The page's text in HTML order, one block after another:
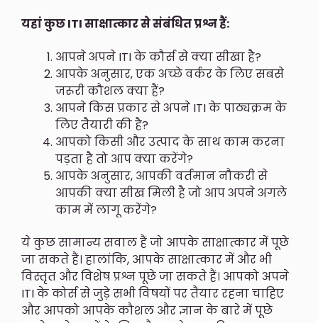
यहां कुछ ITI साक्षात्कार से संबंधित प्रश्न हैं:
आपने अपने ITI के कौर्स से क्या सीखा है?
आपके अनुसार, एक अच्छे वर्कर के लिए सबसे
जरूरी कौशल क्या हैं?
आपने किस प्रकार से अपने ITI के पाठ्यक्रम के
लिए तैयारी की है?
आपको किसी और उत्पाद के साथ काम करना
पड़ता है तो आप क्या करेंगे?
आपके अनुसार, आपकी वर्तमान नौकरी से
आपकी क्या सीख मिली है जो आप अपने अगले
काम में लागू करेंगे?
ये कुछ सामान्य सवाल हैं जो आपके साक्षात्कार में पूछे
जा सकते हैं। हालांकि, आपके साक्षात्कार में और भी
विस्तृत और विशेष प्रश्न पूछे जा सकते हैं। आपको अपने
ITI के कोर्स से जुड़े सभी विषयों पर तैयार रहना चाहिए
और आपको आपके कौशल और ज्ञान के बारे में पूछे